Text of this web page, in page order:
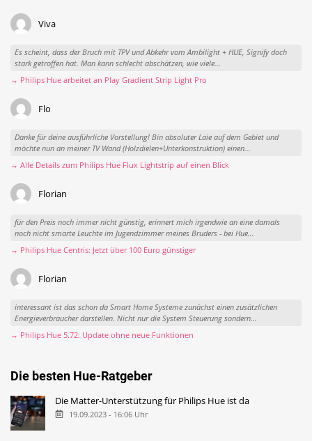
Viva
Es scheint, dass der Bruch mit TPV und Abkehr vom Ambilight + HUE, Signify doch
stark getroffen hat. Man kann schlecht abschätzen, wie viele...
→ Philips Hue arbeitet an Play Gradient Strip Light Pro
Flo
Danke für deine ausführliche Vorstellung! Bin absoluter Laie auf dem Gebiet und
möchte nun an meiner TV Wand (Holzdielen+Unterkonstruktion) einen...
→ Alle Details zum Philips Hue Flux Lightstrip auf einen Blick
Florian
für den Preis noch immer nicht günstig, erinnert mich irgendwie an eine damals
noch nicht smarte Leuchte im Jugendzimmer meines Bruders - bei Hue...
→ Philips Hue Centris: Jetzt über 100 Euro günstiger
Florian
interessant ist das schon da Smart Home Systeme zunächst einen zusätzlichen
Energieverbraucher darstellen. Nicht nur die System Steuerung sondern...
→ Philips Hue 5.72: Update ohne neue Funktionen
Die besten Hue-Ratgeber
Die Matter-Unterstützung für Philips Hue ist da
19.09.2023 - 16:06 Uhr